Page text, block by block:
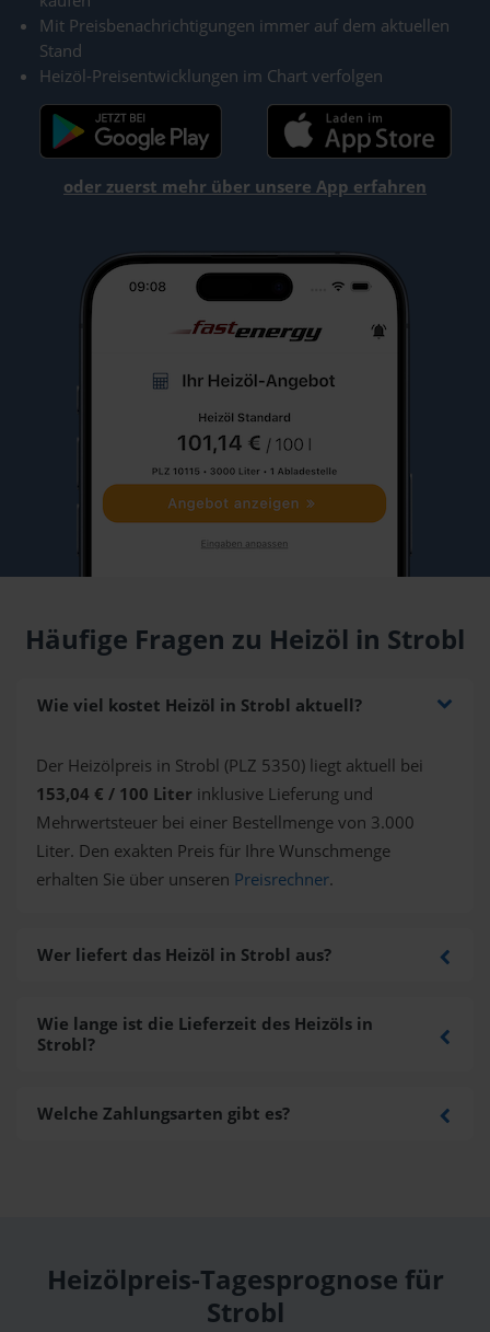
Mit Preisbenachrichtigungen immer auf dem aktuellen
Stand
Heizöl-Preisentwicklungen im Chart verfolgen
oder zuerst mehr über unsere App erfahren
Häufige Fragen zu Heizöl in Strobl
Wie viel kostet Heizöl in Strobl aktuell?
Der Heizölpreis in Strobl (PLZ 5350) liegt aktuell bei
153,04 € / 100 Liter inklusive Lieferung und
Mehrwertsteuer bei einer Bestellmenge von 3.000
Liter. Den exakten Preis für Ihre Wunschmenge
erhalten Sie über unseren Preisrechner.
Wer liefert das Heizöl in Strobl aus?
Wie lange ist die Lieferzeit des Heizöls in
Strobl?
Welche Zahlungsarten gibt es?
Heizölpreis-Tagesprognose für
Strobl